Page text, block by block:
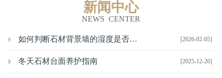
新闻中心
NEWS CENTER
[2026-02-05]
如何判断石材背景墙的湿度是否合适？
[2025-12-26]
冬天石材台面养护指南